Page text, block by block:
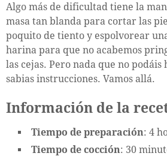
Algo más de dificultad tiene la
masa tan blanda para cortar las
poquito de tiento y espolvorear
harina para que no acabemos
las cejas. Pero nada que no podáis
sabias instrucciones. Vamos allá.
Información de la
Tiempo de preparación: 4
Tiempo de cocción: 30